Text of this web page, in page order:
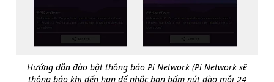
Hướng dẫn đào bật thông báo Pi Network (Pi Network sẽ
thông báo khi đến hạn để nhắc bạn bấm nút đào mỗi 24